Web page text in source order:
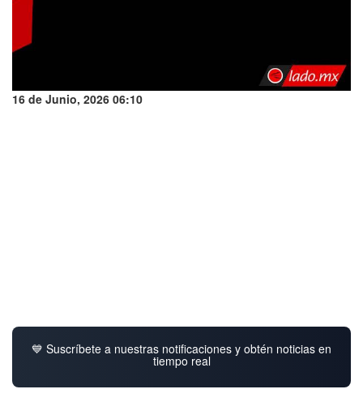
16 de Junio, 2026 06:10
💙 Suscríbete a nuestras notificaciones y obtén noticias en
tiempo real